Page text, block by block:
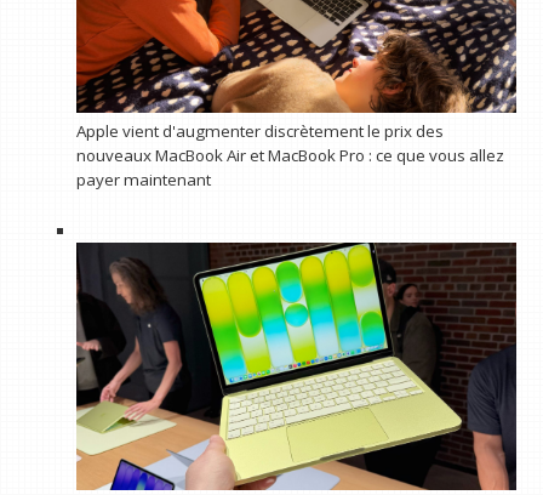
Apple vient d'augmenter discrètement le prix des
nouveaux MacBook Air et MacBook Pro : ce que vous allez
payer maintenant